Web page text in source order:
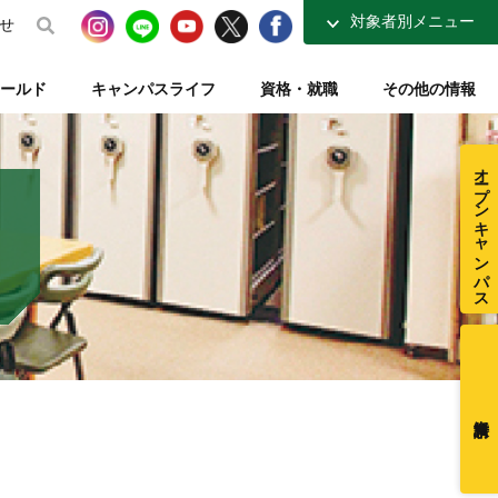
対象者別メニュー
高校生の方へ
社会人・大学生の方へ
在校生ページ
卒業生の方へ
採用ご担当者様へ
コース 夜間コース特集
柔道整復学科 講師紹介 施設・図書室紹介
ター
ュージアム
指定校推薦入試 一般入試【テキスト入試】
ルド
師と整体師の違い
キャンパスライフ
【資格取得を支える】
資格・就職
講座
その他の情報
テレビ・ラジオ放送【元気もりもり学園】
オープンキャンパス